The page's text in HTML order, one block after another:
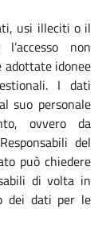
usi illeciti o il
non
adottate idonee
I dati
suo personale
ovvero da
del
può chiedere
di volta in
dei dati per le